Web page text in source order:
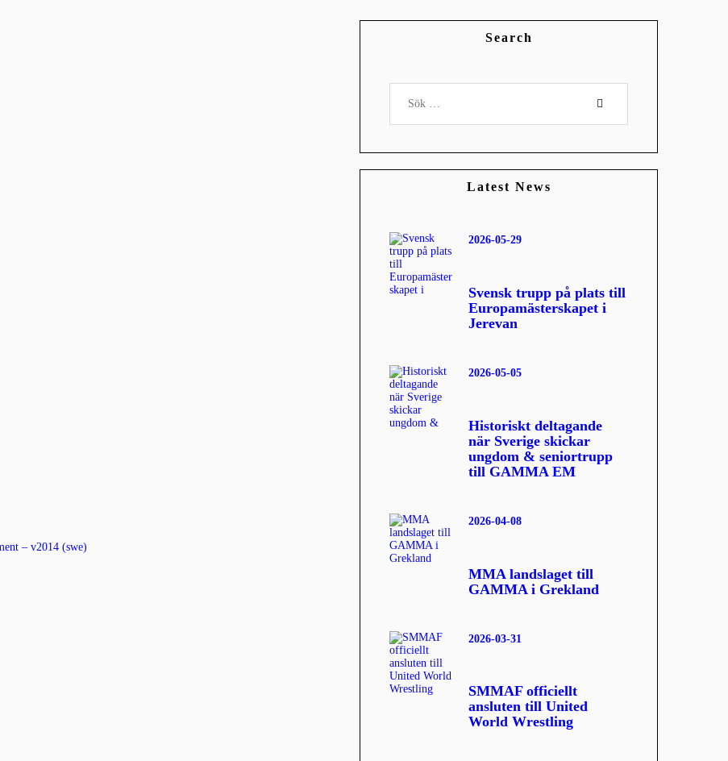
– v2014 (swe)
Search
efter:
Latest News
Svensk trupp på plats till
Europamästerskapet i
Jerevan
2026-05-29
Historiskt deltagande
när Sverige skickar
ungdom & seniortrupp
till GAMMA EM
2026-05-05
MMA landslaget till
GAMMA i Grekland
2026-04-08
SMMAF officiellt
ansluten till United
World Wrestling
2026-03-31